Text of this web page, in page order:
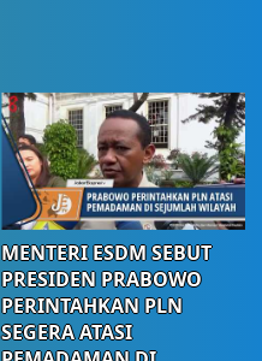
MENTERI ESDM SEBUT
PRESIDEN PRABOWO
PERINTAHKAN PLN
SEGERA ATASI